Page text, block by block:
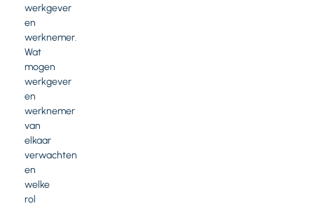
werkgever
en
werknemer.
Wat
mogen
werkgever
en
werknemer
van
elkaar
verwachten
en
welke
rol